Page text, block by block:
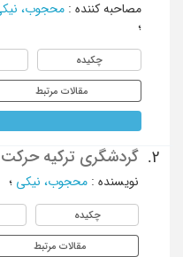
مصاحبه کننده : محجوب،
؛
چکیده
مقالات مرتبط
2. گردشگری ترکیه
نویسنده : محجوب، نیکی ؛
چکیده
مقالات مرتبط